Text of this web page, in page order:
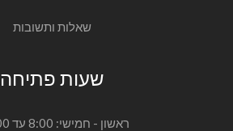
שאלות ותשובות
שעות פתיחה
ראשון - חמישי: 8:00 עד 17:00.